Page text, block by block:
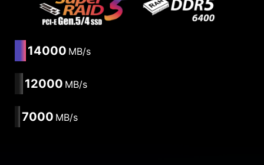
14000 MB/s
12000 MB/s
7000 MB/s